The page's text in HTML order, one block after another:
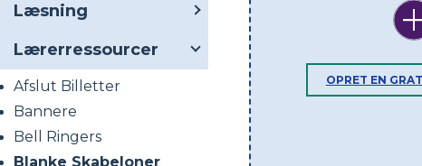
Læsning
Lærerressourcer
Afslut Billetter
Bannere
Bell Ringers
Blanke Skabeloner
OPRET EN